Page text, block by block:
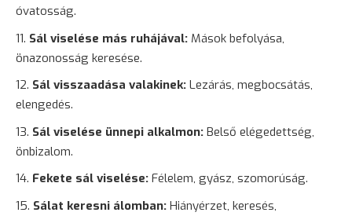
óvatosság.
Sál viselése más ruhájával: Mások befolyása,
önazonosság keresése.
Sál visszaadása valakinek: Lezárás, megbocsátás,
elengedés.
Sál viselése ünnepi alkalmon: Belső elégedettség,
önbizalom.
Fekete sál viselése: Félelem, gyász, szomorúság.
Sálat keresni álomban: Hiányérzet, keresés,